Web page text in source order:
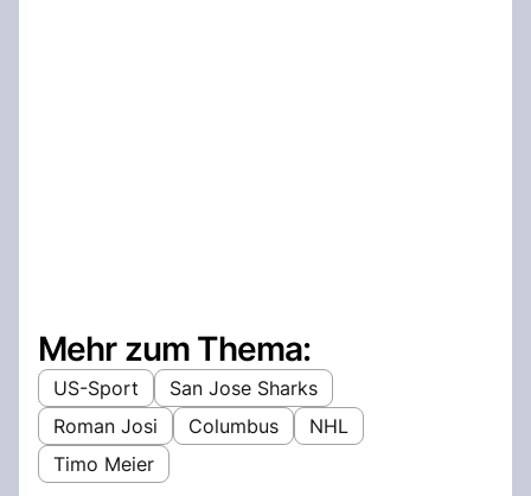
Mehr zum Thema:
US-Sport
San Jose Sharks
Roman Josi
Columbus
NHL
Timo Meier